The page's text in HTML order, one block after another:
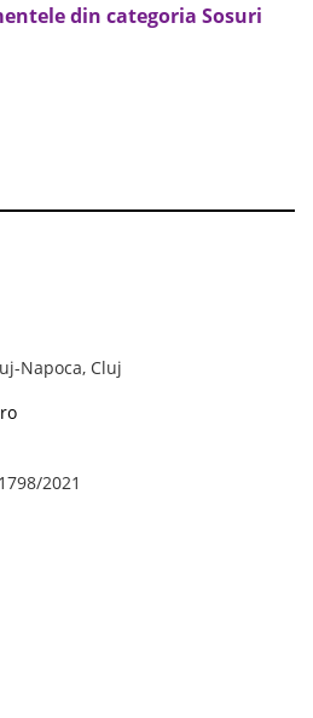
din categoria Sosuri
Napoca, Cluj
2021